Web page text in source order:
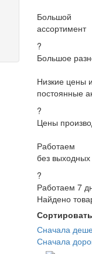
Большой
ассортимент
?
Большое
Низкие цены и
постоянные
?
Цены
Работаем
без выходных
?
Работаем 7
Найдено
Сначала
Сначала